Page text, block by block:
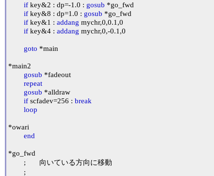
if key&2 : dp=-1.0 : gosub *go_fwd
if key&8 : dp=1.0 : gosub *go_fwd
if key&1 : addang mychr,0,0.1,0
if key&4 : addang mychr,0,-0.1,0
goto *main
*main2
gosub *fadeout
repeat
gosub *alldraw
if scfadev=256 : break
loop
*owari
end
*go_fwd